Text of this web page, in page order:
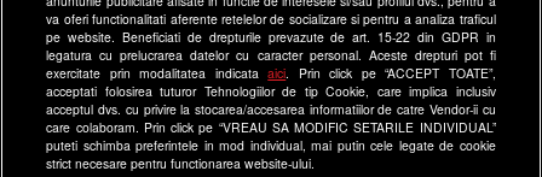
as.ro
catine.ro
chefi.ro
deparinti.ro
medicool.ro
va oferi functionalitati aferente retelelor de socializare si pentru a analiza traficul
pe website. Beneficiati de drepturile prevazute de art. 15-22 din GDPR in
legatura cu prelucrarea datelor cu caracter personal. Aceste drepturi pot fi
exercitate prin modalitatea indicataaici . Prin click pe “ACCEPT TOATE”,
acceptati folosirea tuturor Tehnologiilor de tip Cookie, care implica inclusiv
acceptul dvs. cu privire la stocarea/accesarea informatiilor de catre Vendor-ii cu
care colaboram. Prin click pe “VREAU SA MODIFIC SETARILE INDIVIDUAL”
puteti schimba preferintele in mod individual, mai putin cele legate de cookie
strict necesare pentru functionarea website-ului.